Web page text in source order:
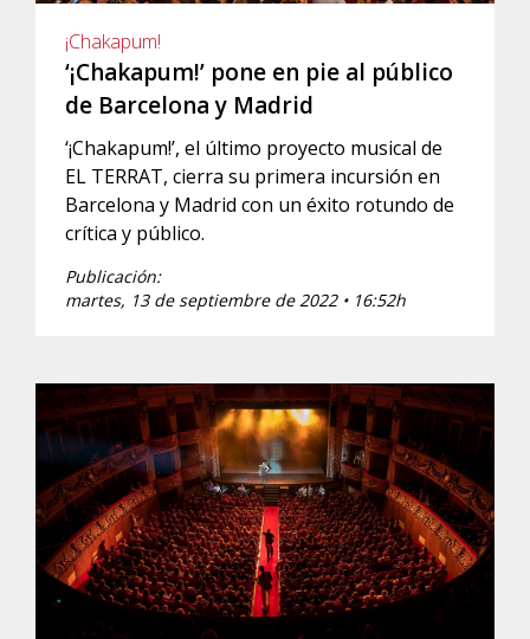
¡Chakapum!
‘¡Chakapum!’ pone en pie al público
de Barcelona y Madrid
‘¡Chakapum!’, el último proyecto musical de
EL TERRAT, cierra su primera incursión en
Barcelona y Madrid con un éxito rotundo de
crítica y público.
Publicación:
martes, 13 de septiembre de 2022 • 16:52h